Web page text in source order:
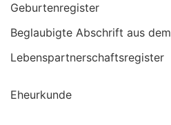
Geburtenregister
Beglaubigte Abschrift aus dem
Lebenspartnerschaftsregister
Eheurkunde